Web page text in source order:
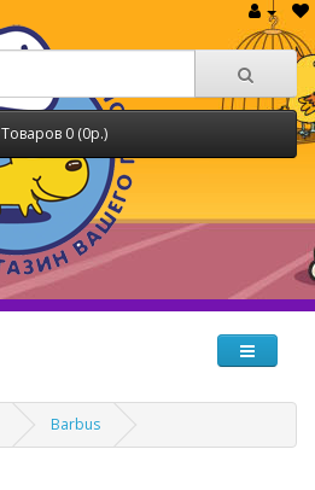
Товаров 0 (0р.)
Barbus